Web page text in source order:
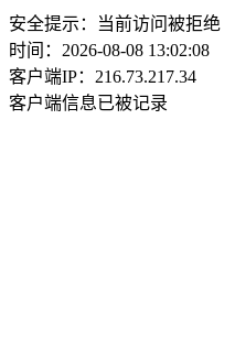
安全提示：当前访问被拒绝
时间：2026-08-08 13:02:08
客户端IP：216.73.217.34
客户端信息已被记录